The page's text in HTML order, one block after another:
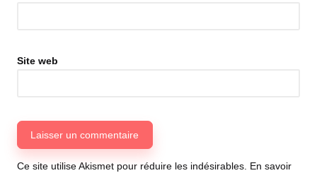
Site web
Ce site utilise Akismet pour réduire les indésirables. En savoir